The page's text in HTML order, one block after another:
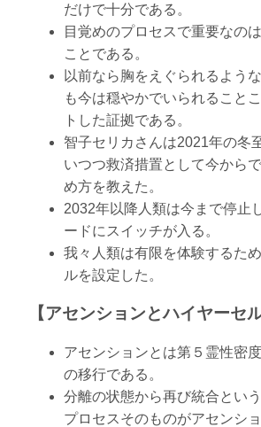
だけで十分である。
目覚めのプロセスで重要なの
ことである。
以前なら胸をえぐられるよう
も今は穏やかでいられること
トした証拠である。
智子セリカさんは2021年の冬
いつつ救済措置として今から
め方を教えた。
2032年以降人類は今まで停止
ードにスイッチが入る。
我々人類は有限を体験するた
ルを設定した。
【アセンションとハイヤーセ
アセンションとは第５霊性密
の移行である。
分離の状態から再び統合とい
プロセスそのものがアセンショ